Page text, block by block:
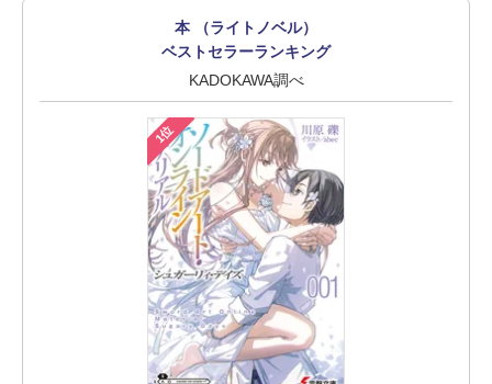
本 （ライトノベル）
ベストセラーランキング
KADOKAWA調べ
1位